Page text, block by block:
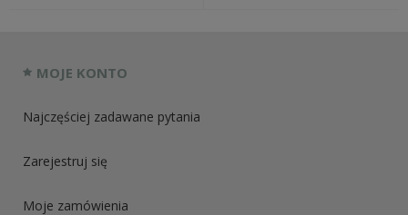
MOJE KONTO
Najczęściej zadawane pytania
Zarejestruj się
Moje zamówienia